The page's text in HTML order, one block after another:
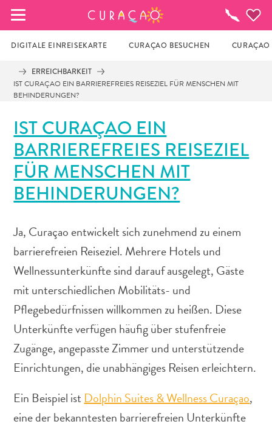
To-
do-
Liste
Abenteuer
zu
andere
ERREICHBARKEIT
IST CURAÇAO EIN BARRIEREFREIES REISEZIEL FÜR MENSCHEN MIT
BEHINDERUNGEN?
DIGITALE EINREISEKARTE CURAÇAO BESUCHEN CURAÇAO
IST CURAÇAO EIN
BARRIEREFREIES REISEZIEL
FÜR MENSCHEN MIT
BEHINDERUNGEN?
Ja, Curaçao entwickelt sich zunehmend zu einem
barrierefreien Reiseziel. Mehrere Hotels und
Wellnessunterkünfte sind darauf ausgelegt, Gäste
mit unterschiedlichen Mobilitäts- und
Pflegebedürfnissen willkommen zu heißen. Diese
Unterkünfte verfügen häufig über stufenfreie
Zugänge, angepasste Zimmer und unterstützende
Einrichtungen, die unabhängiges Reisen erleichtern.
Ein Beispiel istDolphin Suites & Wellness Curaçao,
eine der bekanntesten barrierefreien Unterkünfte
MEINE FAVORITEN
Es schaut so aus, als ob Sie noch keine
Wenn Sie etwas für später speichern möchten, klicken
Sie auf das